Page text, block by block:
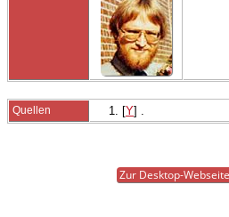
Quellen [Y] .
Zur Desktop-